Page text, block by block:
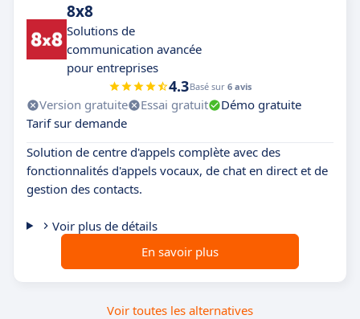
8x8
Solutions de
communication avancée
pour entreprises
4.3Basé sur 6 avis
Version gratuite Essai gratuit
Démo gratuite
Tarif sur demande
Solution de centre d'appels complète avec des
fonctionnalités d'appels vocaux, de chat en direct et de
gestion des contacts.
Voir plus de détails
En savoir plus
Voir toutes les alternatives